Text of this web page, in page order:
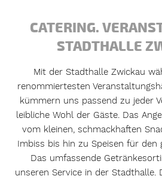
CATERING.
STADTHALLE
Mit der Stadthalle Zwickau
renommiertesten
kümmern uns passend zu jeder
leibliche Wohl der Gäste. Das
vom kleinen, schmackhaften
Imbiss bis hin zu Speisen für den
Das umfassende
unseren Service in der Stadthalle.